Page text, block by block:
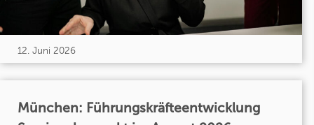
12. Juni 2026
München: Führungskräfteentwicklung